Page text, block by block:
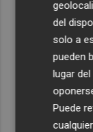
del
solo a
pueden
lugar
Puede